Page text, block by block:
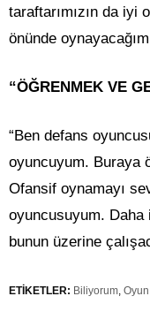
taraftarımızın da iyi
önünde
“ÖĞRENMEK VE
“Ben defans
oyuncuyum. Buraya
Ofansif oynamayı
oyuncusuyum. Daha
bunun üzerine
ETİKETLER: Biliyorum, Oyun